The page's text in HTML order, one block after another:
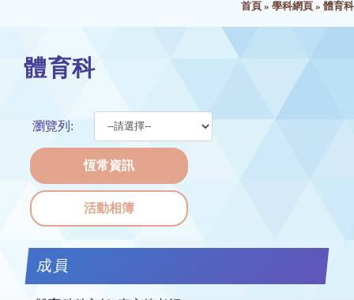
首頁 » 學科網頁 » 體育科
體育科
瀏覽列:
恆常資訊
活動相簿
成員